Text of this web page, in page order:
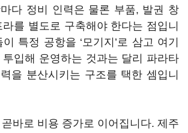
다 정비 인력은 물론 부품, 발권 창
를 별도로 구축해야 한다는 점입니
특정 공항을 ‘모기지’로 삼고 여기
입해 운영하는 것과는 달리 파라타
을 분산시키는 구조를 택한 셈입니
바로 비용 증가로 이어집니다. 제주